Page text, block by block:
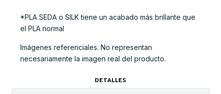
*PLA SEDA o SILK tiene un acabado más brillante que
el PLA normal
Imágenes referenciales. No representan
necesariamente la imagen real del producto.
DETALLES